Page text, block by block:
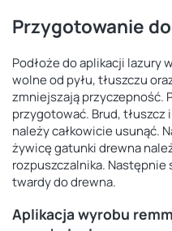
Przygotowanie
Podłoże do aplikacji lazury
wolne od pyłu, tłuszczu
zmniejszają przyczepność.
przygotować. Brud, tłuszcz
należy całkowicie usunąć.
żywicę gatunki drewna
rozpuszczalnika.
twardy do drewna.
Aplikacja wyrobu